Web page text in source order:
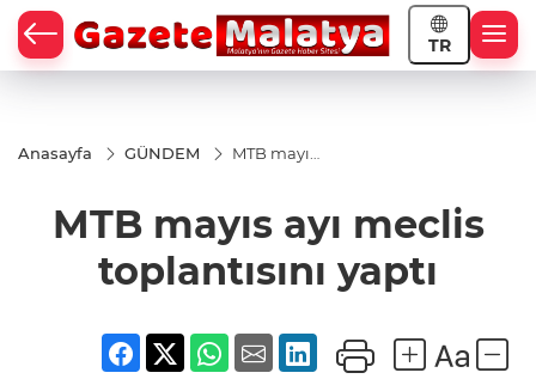
TR
Anasayfa GÜNDEM
MTB mayıs
MTB mayıs ayı meclis
toplantısını yaptı